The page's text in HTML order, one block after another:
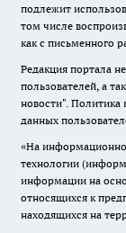
подлежит
том числе
как с письменного
Редакция портала
пользователей, а
новости". Политика
данных
«На
технологии
информации на
относящихся к
находящихся на